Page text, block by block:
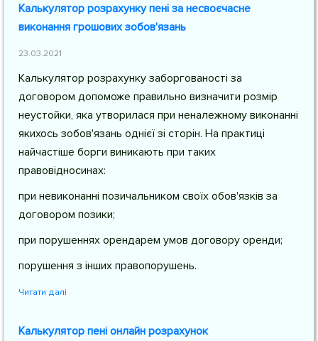
Калькулятор розрахунку пені за несвоєчасне
виконання грошових зобов'язань
23.03.2021
Калькулятор розрахунку заборгованості за
договором допоможе правильно визначити розмір
неустойки, яка утворилася при неналежному виконанні
якихось зобов'язань однієї зі сторін. На практиці
найчастіше борги виникають при таких
правовідносинах:
при невиконанні позичальником своїх обов'язків за
договором позики;
при порушеннях орендарем умов договору оренди;
порушення з інших правопорушень.
Читати далі
Калькулятор пені онлайн розрахунок